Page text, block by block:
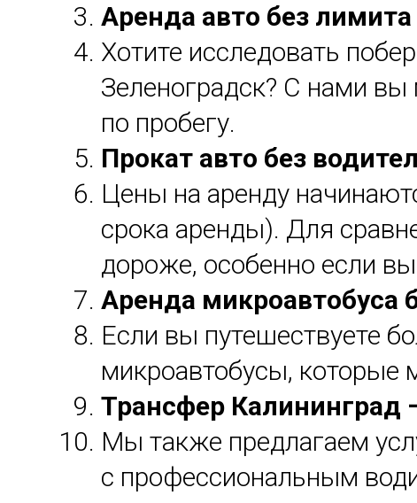
Аренда авто без лимита
Хотите исследовать
Зеленоградск? С нами вы
по пробегу.
Прокат авто без
Цены на аренду
срока аренды). Для
дороже, особенно если
Аренда микроавтобуса
Если вы путешествуете
микроавтобусы, которые
Трансфер Калининград
Мы также предлагаем
с профессиональным